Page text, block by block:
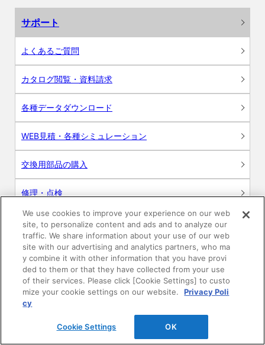
サポート
よくあるご質問
カタログ閲覧・資料請求
各種データダウンロード
WEB見積・各種シミュレーション
交換用部品の購入
修理・点検
お問い合わせ
ログイン
建築・設計関係者様向けサイト
ユーザー登録サービス
WEB見積システム
We use cookies to improve your experience on our web
site, to personalize content and ads and to analyze our
traffic. We share information about your use of our web
site with our advertising and analytics partners, who ma
y combine it with other information that you have provi
ded to them or that they have collected from your use
of their services. Please click [Cookie Settings] to custo
mize your cookie settings on our website.
Privacy Poli
cy
Cookie Settings OK